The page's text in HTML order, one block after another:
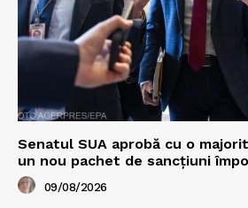
Senatul SUA aprobă cu o
un nou pachet de sancțiuni
09/08/2026